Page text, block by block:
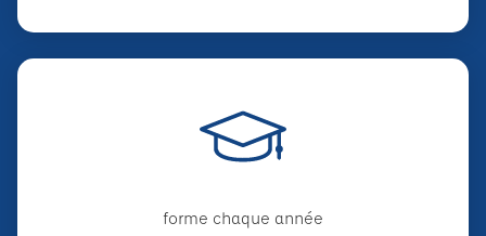
forme chaque année